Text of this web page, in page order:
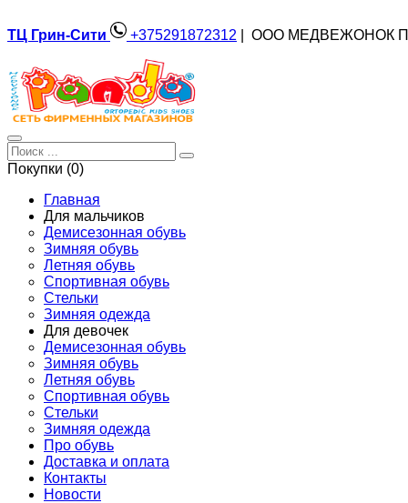
ТЦ Грин-Сити +375291872312 | ООО МЕДВЕЖОНОК
Покупки (0)
Главная
Для мальчиков
Демисезонная обувь
Зимняя обувь
Летняя обувь
Спортивная обувь
Стельки
Зимняя одежда
Для девочек
Демисезонная обувь
Зимняя обувь
Летняя обувь
Спортивная обувь
Стельки
Зимняя одежда
Про обувь
Доставка и оплата
Контакты
Новости